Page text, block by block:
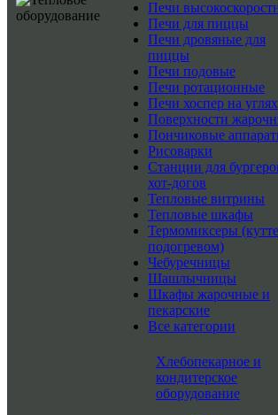
Печи
Печи для пиццы
Печи дровяные для
пиццы
Печи подовые
Печи ротационные
Печи хоспер на углях
Поверхности
Пончиковые
Рисоварки
Станции для
хот-догов
Тепловые витрины
Тепловые шкафы
Термомиксеры
подогревом)
Чебуречницы
Шашлычницы
Шкафы жарочные и
пекарские
Все категории
Хлебопекарное и
кондитерское
оборудование